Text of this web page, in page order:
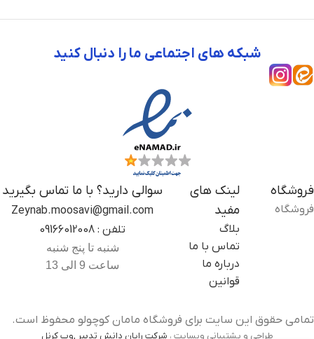
شبکه های اجتماعی ما را دنبال کنید
فروشگاه
فروشگاه
لینک های
مفید
بلاگ
تماس با ما
درباره ما
قوانین
سوالی دارید؟ با ما تماس بگیرید
Zeynab.moosavi@gmail.com
تلفن : 09166012008
شنبه تا پنج شنبه
ساعت 9 الی 13
تمامی حقوق این سایت برای فروشگاه مامان کوچولو محفوظ است.
طراحی و پشتیبانی وبسایت ، شرکت رایان دانش تدبیر ,وب کرنل